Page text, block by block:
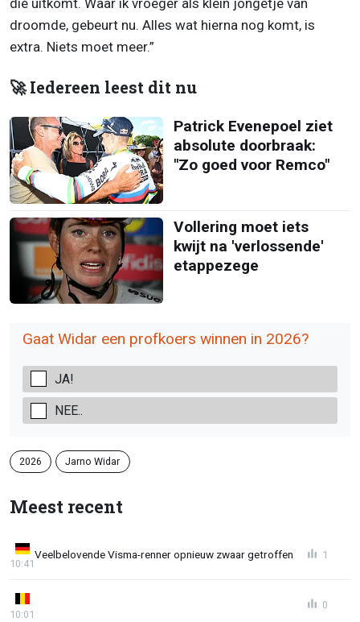
die uitkomt. Waar ik vroeger als klein jongetje van
droomde, gebeurt nu. Alles wat hierna nog komt, is
extra. Niets moet meer.”
🚀 Iedereen leest dit nu
Patrick Evenepoel ziet
absolute doorbraak:
"Zo goed voor Remco"
Vollering moet iets
kwijt na 'verlossende'
etappezege
Gaat Widar een profkoers winnen in 2026?
JA!
NEE..
2026 Jarno Widar
Meest recent
Veelbelovende Visma-renner opnieuw zwaar getroffen
10:41
1
10:01
0